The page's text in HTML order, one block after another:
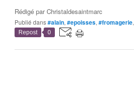
Rédigé parChristaldesaintmarc
Publié dans#alain, #epoisses, #fromagerie,
Repost 0